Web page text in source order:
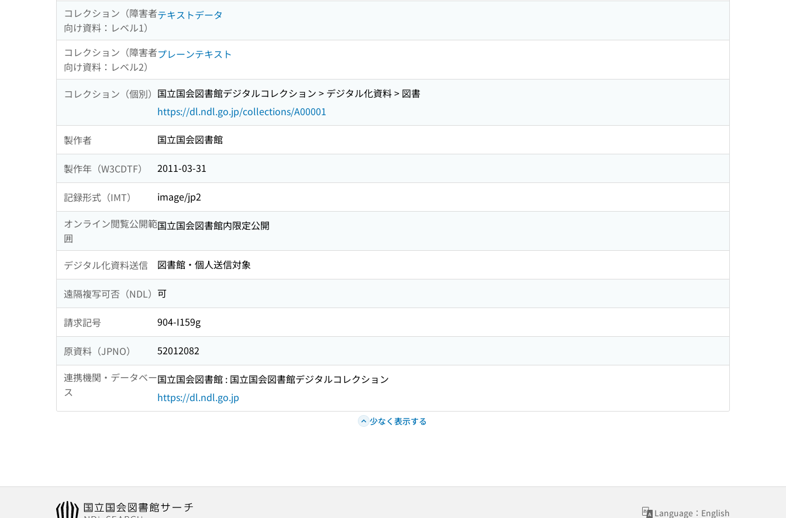
コレクション（障害者
向け資料：レベル1）
テキストデータ
コレクション（障害者
向け資料：レベル2）
プレーンテキスト
コレクション（個別） 国立国会図書館デジタルコレクション > デジタル化資料 > 図書
https://dl.ndl.go.jp/collections/A00001
製作者 国立国会図書館
製作年（W3CDTF） 2011-03-31
記録形式（IMT）
image/jp2
オンライン閲覧公開範
囲
国立国会図書館内限定公開
デジタル化資料送信 図書館・個人送信対象
遠隔複写可否（NDL） 可
請求記号 904-I159g
原資料（JPNO）
52012082
連携機関・データベー
ス
国立国会図書館 : 国立国会図書館デジタルコレクション
https://dl.ndl.go.jp
少なく表示する
Language：English